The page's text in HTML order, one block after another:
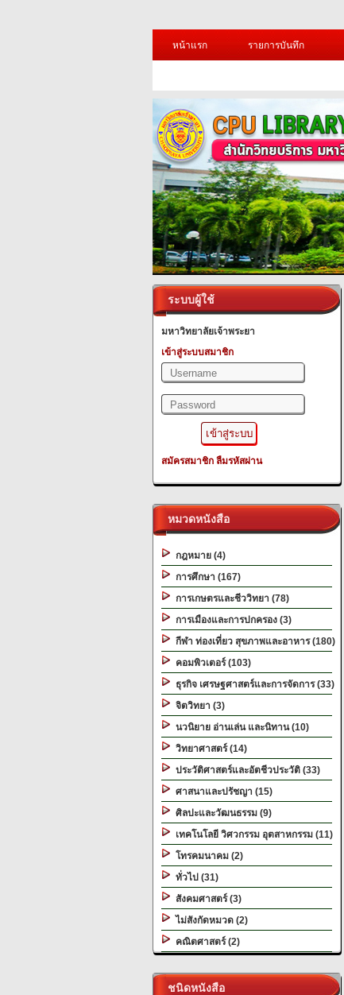
หน้าแรก
รายการบันทึก
ระบบผู้ใช้
มหาวิทยาลัยเจ้าพระยา
เข้าสู่ระบบสมาชิก
สมัครสมาชิก ลืมรหัสผ่าน
หมวดหนังสือ
กฎหมาย (4)
การศึกษา (167)
การเกษตรและชีววิทยา (78)
การเมืองและการปกครอง (3)
กีฬา ท่องเที่ยว สุขภาพและอาหาร (180)
คอมพิวเตอร์ (103)
ธุรกิจ เศรษฐศาสตร์และการจัดการ (33)
จิตวิทยา (3)
นวนิยาย อ่านเล่น และนิทาน (10)
วิทยาศาสตร์ (14)
ประวัติศาสตร์และอัตชีวประวัติ (33)
ศาสนาและปรัชญา (15)
ศิลปะและวัฒนธรรม (9)
เทคโนโลยี วิศวกรรม อุตสาหกรรม (11)
โทรคมนาคม (2)
ทั่วไป (31)
สังคมศาสตร์ (3)
ไม่สังกัดหมวด (2)
คณิตศาสตร์ (2)
ชนิดหนังสือ